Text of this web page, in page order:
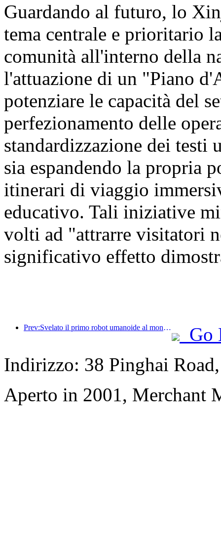
Guardando al futuro, lo
tema centrale e prioritario
comunità all'interno della
l'attuazione di un "Piano
potenziare le capacità del
perfezionamento delle
standardizzazione dei
sia espandendo la propria
itinerari di viaggio
educativo. Tali iniziative
volti ad "attrarre visitatori
significativo effetto
Prev:Svelato il primo robot umanoide al mondo specializzato nei servizi di ristorazione multi-scenario.
Go
Indirizzo: 38 Pinghai
Aperto in 2001, Merchant